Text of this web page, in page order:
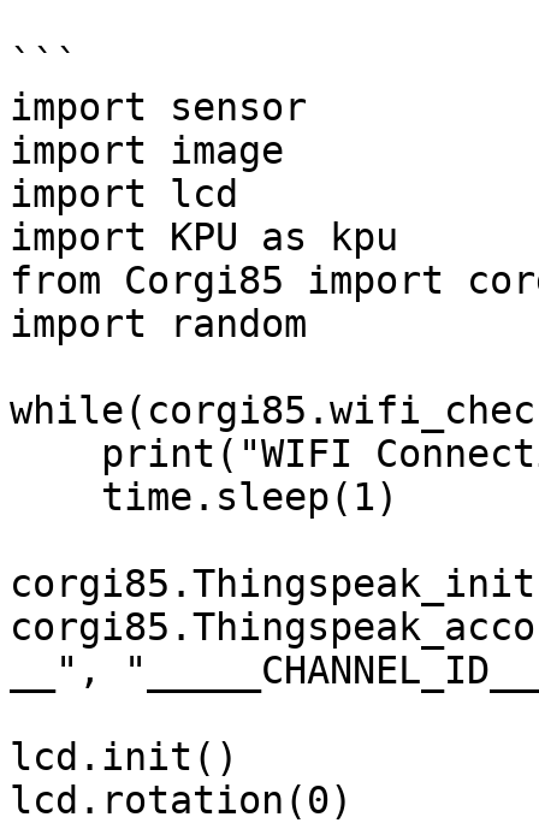
```
import sensor
import image
import lcd
import KPU as kpu
from Corgi85 import
import random
__",
lcd.init()
lcd.rotation(0)